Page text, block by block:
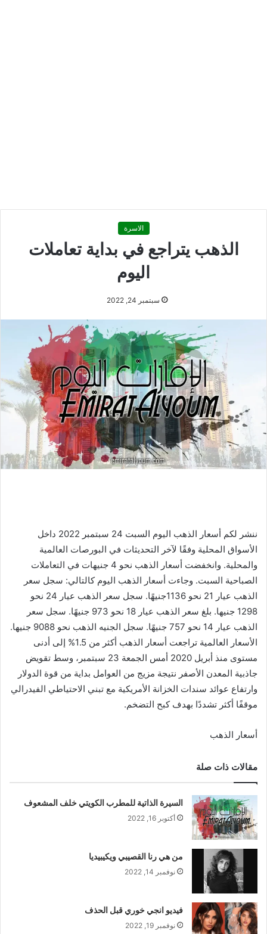
الاسرة
الذهب يتراجع في بداية تعاملات
اليوم
سبتمبر 24, 2022
ننشر لكم أسعار الذهب اليوم السبت 24 سبتمبر 2022 داخل
الأسواق المحلية وفقًا لآخر التحديثات في البورصات العالمية
والمحلية. وانخفضت أسعار الذهب نحو 4 جنيهات في التعاملات
الصباحية السبت. وجاءت أسعار الذهب اليوم كالتالي: سجل سعر
الذهب عيار 21 نحو 1136جنيهًا. سجل سعر الذهب عيار 24 نحو
1298 جنيها. بلغ سعر الذهب عيار 18 نحو 973 جنيهًا. سجل سعر
الذهب عيار 14 نحو 757 جنيهًا. سجل الجنيه الذهب نحو 9088 جنيها.
الأسعار العالمية تراجعت أسعار الذهب أكثر من 1.5% إلى أدنى
مستوى منذ أبريل 2020 أمس الجمعة 23 سبتمبر، وسط تقويض
جاذبية المعدن الأصفر نتيجة مزيج من العوامل بداية من قوة الدولار
وارتفاع عوائد سندات الخزانة الأمريكية مع تبني الاحتياطي الفيدرالي
موقفًا أكثر تشددًا بهدف كبح التضخم.
أسعار الذهب
مقالات ذات صلة
السيرة الذاتية للمطرب الكويتي خلف المشعوف
أكتوبر 16, 2022
من هي رنا القصيبي ويكيبيديا
نوفمبر 14, 2022
فيديو انجي خوري قبل الحذف
نوفمبر 19, 2022